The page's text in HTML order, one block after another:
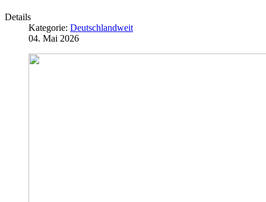
Details
Kategorie: Deutschlandweit
04. Mai 2026